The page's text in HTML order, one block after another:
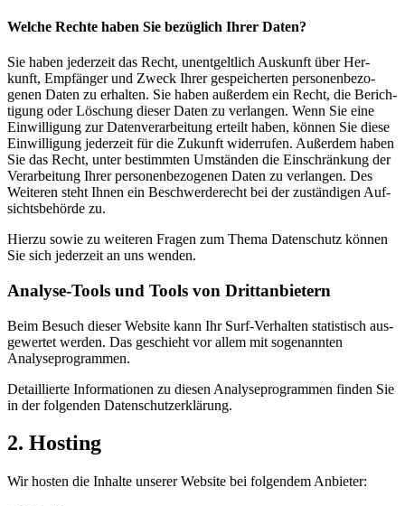
Welche Rechte haben Sie bezüg­lich Ihrer Daten?
Sie haben jeder­zeit das Recht, unent­gelt­lich Aus­kunft über Her­
kunft, Emp­fänger und Zweck Ihrer gespei­cherten per­so­nen­be­zo­
genen Daten zu erhalten. Sie haben außerdem ein Recht, die Berich­
ti­gung oder Löschung dieser Daten zu ver­langen. Wenn Sie eine
Ein­wil­li­gung zur Daten­ver­ar­bei­tung erteilt haben, können Sie diese
Ein­wil­li­gung jeder­zeit für die Zukunft wider­rufen. Außerdem haben
Sie das Recht, unter bestimmten Umständen die Ein­schrän­kung der
Ver­ar­bei­tung Ihrer per­so­nen­be­zo­genen Daten zu ver­langen. Des
Wei­teren steht Ihnen ein Beschwer­de­recht bei der zustän­digen Auf­
sichts­be­hörde zu.
Hierzu sowie zu wei­teren Fragen zum Thema Daten­schutz können
Sie sich jeder­zeit an uns wenden.
Ana­lyse-Tools und Tools von Drittanbietern
Beim Besuch dieser Web­site kann Ihr Surf-Ver­halten sta­tis­tisch aus­
ge­wertet werden. Das geschieht vor allem mit soge­nannten
Analyseprogrammen.
Detail­lierte Infor­ma­tionen zu diesen Ana­ly­se­pro­grammen finden Sie
in der fol­genden Datenschutzerklärung.
2. Hos­ting
Wir hosten die Inhalte unserer Web­site bei fol­gendem Anbieter: